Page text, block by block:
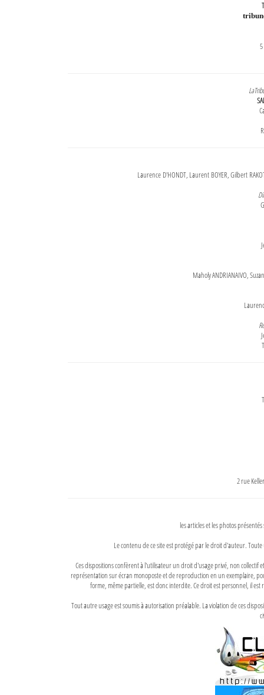
Laurence D'HONDT, Laurent BOYER, Gilbert
Maholy ANDRIANAIVO,
2 rue
les articles et les photos
Le contenu de ce site est protégé par le droit d'auteur.
Ces dispositions confèrent à l'utilisateur un droit d'usage privé, non
représentation sur écran monoposte et de reproduction en un exemplaire,
forme, même partielle, est donc interdite. Ce droit est personnel, il
Tout autre usage est soumis à autorisation préalable. La violation de ces